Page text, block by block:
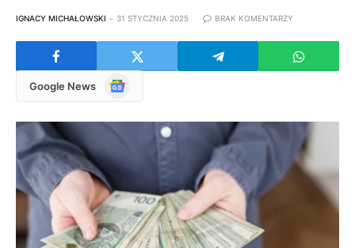
IGNACY MICHAŁOWSKI 31 STYCZNIA 2025 BRAK KOMENTARZY
Google News
Google